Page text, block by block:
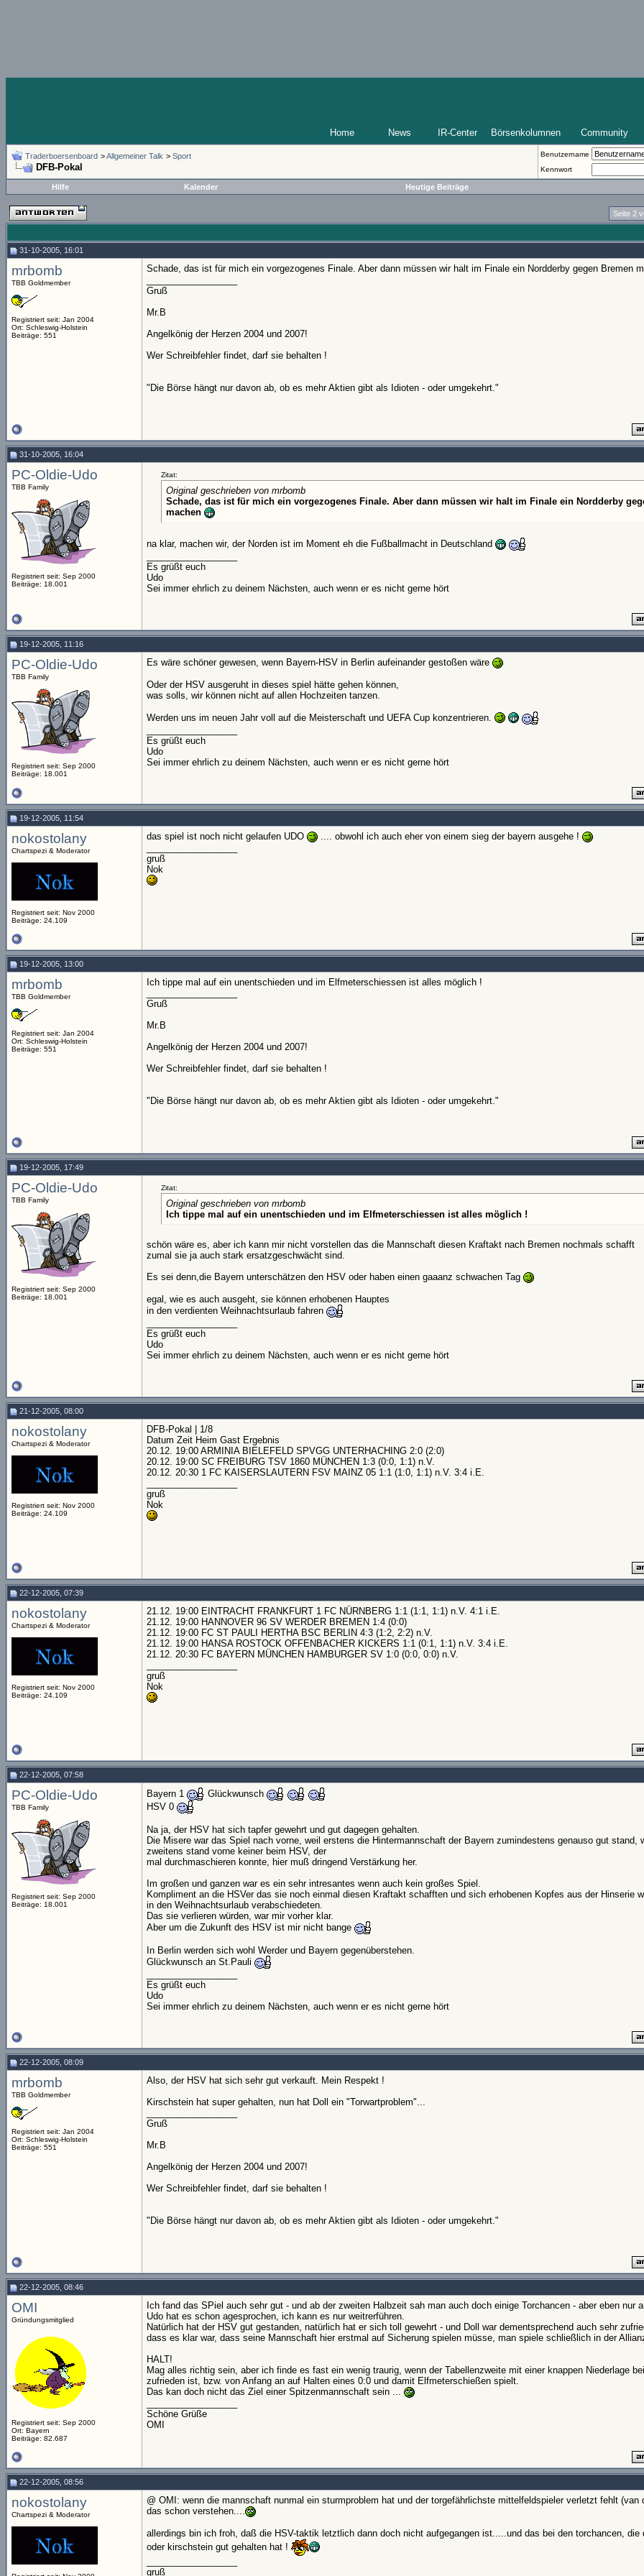
Home News IR-Center Börsenkolumnen Community
Traderboersenboard >Allgemeiner Talk > Sport
DFB-Pokal
Benutzername
Kennwort
Hilfe Kalender Heutige Beiträge
Seite 2
31-10-2005, 16:01
mrbomb
TBB Goldmember
Registriert seit: Jan 2004
Ort: Schleswig-Holstein
Beiträge: 551
Schade, das ist für mich ein vorgezogenes Finale. Aber dann müssen wir halt im Finale ein Nordderby gegen Bremen
Gruß
Mr.B
Angelkönig der Herzen 2004 und 2007!
Wer Schreibfehler findet, darf sie behalten !
"Die Börse hängt nur davon ab, ob es mehr Aktien gibt als Idioten - oder umgekehrt."
31-10-2005, 16:04
PC-Oldie-Udo
TBB Family
Registriert seit: Sep 2000
Beiträge: 18.001
Zitat:
Original geschrieben von mrbomb
Schade, das ist für mich ein vorgezogenes Finale. Aber dann müssen wir halt im Finale ein Nordderby
machen
na klar, machen wir, der Norden ist im Moment eh die Fußballmacht in Deutschland
Es grüßt euch
Udo
Sei immer ehrlich zu deinem Nächsten, auch wenn er es nicht gerne hört
19-12-2005, 11:16
PC-Oldie-Udo
TBB Family
Registriert seit: Sep 2000
Beiträge: 18.001
Es wäre schöner gewesen, wenn Bayern-HSV in Berlin aufeinander gestoßen wäre
Oder der HSV ausgeruht in dieses spiel hätte gehen können,
was solls, wir können nicht auf allen Hochzeiten tanzen.
Werden uns im neuen Jahr voll auf die Meisterschaft und UEFA Cup konzentrieren.
Es grüßt euch
Udo
Sei immer ehrlich zu deinem Nächsten, auch wenn er es nicht gerne hört
19-12-2005, 11:54
nokostolany
Chartspezi & Moderator
Registriert seit: Nov 2000
Beiträge: 24.109
das spiel ist noch nicht gelaufen UDO
.... obwohl ich auch eher von einem sieg der bayern ausgehe !
gruß
Nok
19-12-2005, 13:00
mrbomb
TBB Goldmember
Registriert seit: Jan 2004
Ort: Schleswig-Holstein
Beiträge: 551
Ich tippe mal auf ein unentschieden und im Elfmeterschiessen ist alles möglich !
Gruß
Mr.B
Angelkönig der Herzen 2004 und 2007!
Wer Schreibfehler findet, darf sie behalten !
"Die Börse hängt nur davon ab, ob es mehr Aktien gibt als Idioten - oder umgekehrt."
19-12-2005, 17:49
PC-Oldie-Udo
TBB Family
Registriert seit: Sep 2000
Beiträge: 18.001
Zitat:
Original geschrieben von mrbomb
Ich tippe mal auf ein unentschieden und im Elfmeterschiessen ist alles möglich !
schön wäre es, aber ich kann mir nicht vorstellen das die Mannschaft diesen Kraftakt nach Bremen nochmals schafft
zumal sie ja auch stark ersatzgeschwächt sind.
Es sei denn,die Bayern unterschätzen den HSV oder haben einen gaaanz schwachen Tag
egal, wie es auch ausgeht, sie können erhobenen Hauptes
in den verdienten Weihnachtsurlaub fahren
Es grüßt euch
Udo
Sei immer ehrlich zu deinem Nächsten, auch wenn er es nicht gerne hört
21-12-2005, 08:00
nokostolany
Chartspezi & Moderator
Registriert seit: Nov 2000
Beiträge: 24.109
DFB-Pokal | 1/8
Datum Zeit Heim Gast Ergebnis
20.12. 19:00 ARMINIA BIELEFELD SPVGG UNTERHACHING 2:0 (2:0)
20.12. 19:00 SC FREIBURG TSV 1860 MÜNCHEN 1:3 (0:0, 1:1) n.V.
20.12. 20:30 1 FC KAISERSLAUTERN FSV MAINZ 05 1:1 (1:0, 1:1) n.V. 3:4 i.E.
gruß
Nok
22-12-2005, 07:39
nokostolany
Chartspezi & Moderator
Registriert seit: Nov 2000
Beiträge: 24.109
21.12. 19:00 EINTRACHT FRANKFURT 1 FC NÜRNBERG 1:1 (1:1, 1:1) n.V. 4:1 i.E.
21.12. 19:00 HANNOVER 96 SV WERDER BREMEN 1:4 (0:0)
21.12. 19:00 FC ST PAULI HERTHA BSC BERLIN 4:3 (1:2, 2:2) n.V.
21.12. 19:00 HANSA ROSTOCK OFFENBACHER KICKERS 1:1 (0:1, 1:1) n.V. 3:4 i.E.
21.12. 20:30 FC BAYERN MÜNCHEN HAMBURGER SV 1:0 (0:0, 0:0) n.V.
gruß
Nok
22-12-2005, 07:58
PC-Oldie-Udo
TBB Family
Registriert seit: Sep 2000
Beiträge: 18.001
Bayern 1
Glückwunsch
HSV 0
Na ja, der HSV hat sich tapfer gewehrt und gut dagegen gehalten.
Die Misere war das Spiel nach vorne, weil erstens die Hintermannschaft der Bayern zumindestens genauso gut stand,
zweitens stand vorne keiner beim HSV, der
mal durchmaschieren konnte, hier muß dringend Verstärkung her.
Im großen und ganzen war es ein sehr intresantes wenn auch kein großes Spiel.
Kompliment an die HSVer das sie noch einmal diesen Kraftakt schafften und sich erhobenen Kopfes aus der Hinserie
in den Weihnachtsurlaub verabschiedeten.
Das sie verlieren würden, war mir vorher klar.
Aber um die Zukunft des HSV ist mir nicht bange
In Berlin werden sich wohl Werder und Bayern gegenüberstehen.
Glückwunsch an St.Pauli
Es grüßt euch
Udo
Sei immer ehrlich zu deinem Nächsten, auch wenn er es nicht gerne hört
22-12-2005, 08:09
mrbomb
TBB Goldmember
Registriert seit: Jan 2004
Ort: Schleswig-Holstein
Beiträge: 551
Also, der HSV hat sich sehr gut verkauft. Mein Respekt !
Kirschstein hat super gehalten, nun hat Doll ein "Torwartproblem"...
Gruß
Mr.B
Angelkönig der Herzen 2004 und 2007!
Wer Schreibfehler findet, darf sie behalten !
"Die Börse hängt nur davon ab, ob es mehr Aktien gibt als Idioten - oder umgekehrt."
22-12-2005, 08:46
OMI
Gründungsmitglied
Registriert seit: Sep 2000
Ort: Bayern
Beiträge: 82.687
Ich fand das SPiel auch sehr gut - und ab der zweiten Halbzeit sah man auch doch einige Torchancen - aber eben nur
Udo hat es schon agesprochen, ich kann es nur weitrerführen.
Natürlich hat der HSV gut gestanden, natürlich hat er sich toll gewehrt - und Doll war dementsprechend auch sehr
dass es klar war, dass seine Mannschaft hier erstmal auf Sicherung spielen müsse, man spiele schließlich in der
HALT!
Mag alles richtig sein, aber ich finde es fast ein wenig traurig, wenn der Tabellenzweite mit einer knappen Niederlage
zufrieden ist, bzw. von Anfang an auf Halten eines 0:0 und damit Elfmeterschießen spielt.
Das kan doch nicht das Ziel einer Spitzenmannschaft sein ...
Schöne Grüße
OMI
22-12-2005, 08:56
nokostolany
Chartspezi & Moderator
@ OMI: wenn die mannschaft nunmal ein sturmproblem hat und der torgefährlichste mittelfeldspieler verletzt fehlt (van
das schon verstehen....
allerdings bin ich froh, daß die HSV-taktik letztlich dann doch nicht aufgegangen ist.....und das bei den torchancen, die
oder kirschstein gut gehalten hat !
gruß